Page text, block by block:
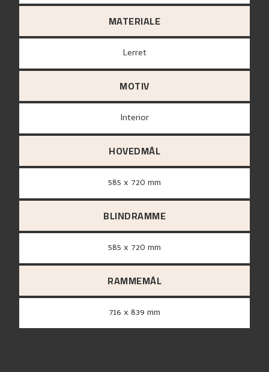
MATERIALE
lerret
MOTIV
Interior
HOVEDMÅL
585 x 720 mm
BLINDRAMME
585 x 720 mm
RAMMEMÅL
716 x 839 mm